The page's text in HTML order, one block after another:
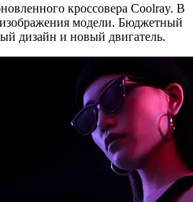
кроссовера Coolray. В
модели. Бюджетный
дизайн и новый двигатель.